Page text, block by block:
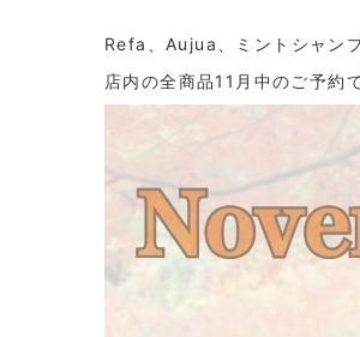
Refa、Aujua、ミントシャン
店内の全商品11月中のご予約